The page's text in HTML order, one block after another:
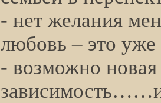
- нет желания
любовь – это уже
- возможно